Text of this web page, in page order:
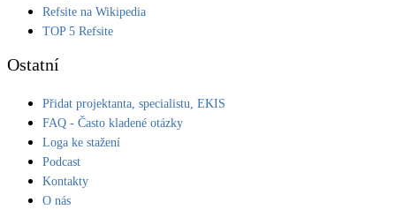
Refsite na Wikipedia
TOP 5 Refsite
Ostatní
Přidat projektanta, specialistu, EKIS
FAQ - Často kladené otázky
Loga ke stažení
Podcast
Kontakty
O nás